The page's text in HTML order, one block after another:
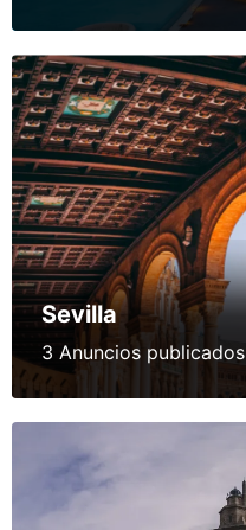
Sevilla
3 Anuncios publicados